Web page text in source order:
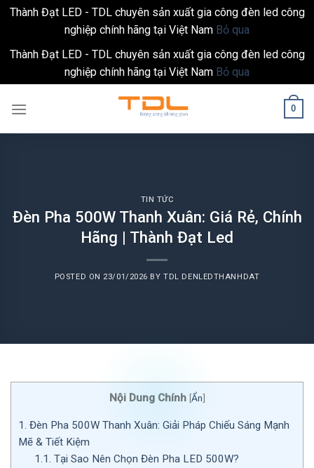
Thành Đạt LED - TDL chuyên sản xuất gia công đèn led công
nghiệp chính hãng tại Việt Nam Bỏ qua
Thành Đạt LED - TDL chuyên sản xuất gia công đèn led công
nghiệp chính hãng tại Việt Nam Bỏ qua
0
TIN TỨC
Đèn Pha 500W Thanh Xuân: Giá Rẻ, Chính
Hãng | Thành Đạt Led
POSTED ON 23/01/2026 BYTDL DENLEDTHANHDAT
Nội Dung Chính [Ẩn]
1. Đèn Pha 500W Thanh Xuân: Giải Pháp Chiếu Sáng Mạnh
Mẽ & Tiết Kiệm
1.1. Tại Sao Nên Chọn Đèn Pha LED 500W?